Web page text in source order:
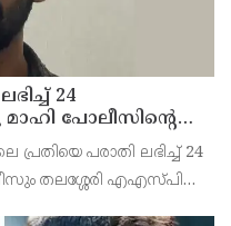
24
പോലീസിന്റെ
പരാതി ലഭിച്ച് 24
തലശ്ശേരി എഎസ്പി